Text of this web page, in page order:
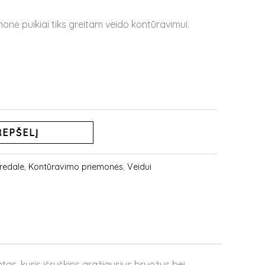
puikiai tiks greitam veido kontūravimui.
, Kontūravimo priemonės, Veidui